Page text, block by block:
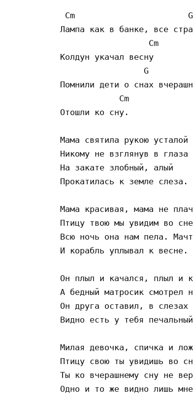
Cm                       G
Лампа как в банке, все
                  Cm
Колдун укачал весну
                 G
Помнили дети о снах
            Cm
Отошли ко сну.
Мама святила рукою усталой
Никому не взглянув в глаза
На закате злобный, алый
Прокатилась к земле слеза.
Мама красивая, мама не
Птицу твою мы увидим во сне
Всю ночь она нам пела.
И корабль уплывал к весне.
Он плыл и качался, плыл и
А бедный матросик смотрел
Он друга оставил, в слезах
Видно есть у тебя
Милая девочка, спичка и
Птицу свою ты увидишь во
Ты ко вчерашнему сну не